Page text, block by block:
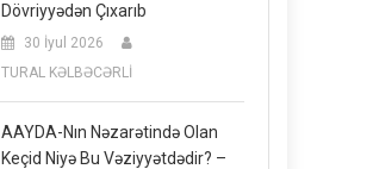
Dövriyyədən Çıxarıb
30 İyul 2026
TURAL KƏLBƏCƏRLİ
AAYDA-Nın Nəzarətində Olan
Keçid Niyə Bu Vəziyyətdədir? –